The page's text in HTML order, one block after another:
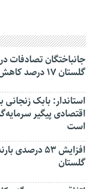
جانباختگان تصادفات
گلستان ۱۷ درصد کاهش یافت
اقتصادی پیگیر
است
افزایش ۵۳
گلستان